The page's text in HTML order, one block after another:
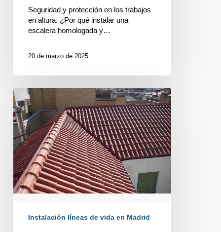
Seguridad y protección en los trabajos
en altura. ¿Por qué instalar una
escalera homologada y…
20 de marzo de 2025
PROTEGE
TU
VIDA
EN
CADA
PASO
Instalación líneas de vida en Madrid